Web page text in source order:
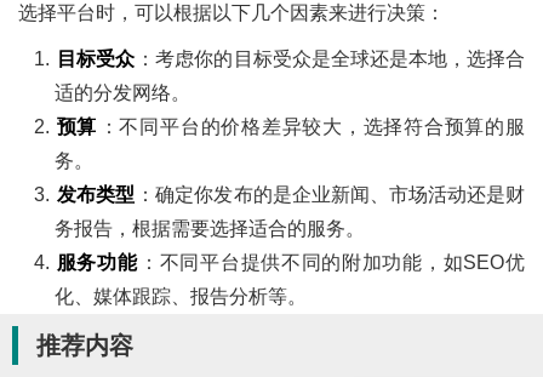
选择平台时，可以根据以下几个因素来进行决策：
目标受众 ：考虑你的目标受众是全球还是本地，选择合
适的分发网络。
预算 ：不同平台的价格差异较大，选择符合预算的服
务。
发布类型 ：确定你发布的是企业新闻、市场活动还是财
务报告，根据需要选择适合的服务。
服务功能 ：不同平台提供不同的附加功能，如SEO优
化、媒体跟踪、报告分析等。
推荐内容